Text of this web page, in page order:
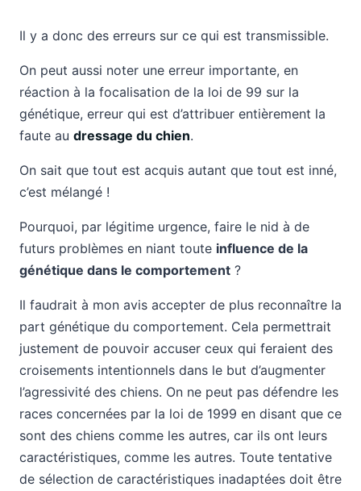
Il y a donc des erreurs sur ce qui est transmissible.
On peut aussi noter une erreur importante, en
réaction à la focalisation de la loi de 99 sur la
génétique, erreur qui est d’attribuer entièrement la
faute au dressage du chien.
On sait que tout est acquis autant que tout est inné,
c’est mélangé !
Pourquoi, par légitime urgence, faire le nid à de
futurs problèmes en niant toute influence de la
génétique dans le comportement ?
Il faudrait à mon avis accepter de plus reconnaître la
part génétique du comportement. Cela permettrait
justement de pouvoir accuser ceux qui feraient des
croisements intentionnels dans le but d’augmenter
l’agressivité des chiens. On ne peut pas défendre les
races concernées par la loi de 1999 en disant que ce
sont des chiens comme les autres, car ils ont leurs
caractéristiques, comme les autres. Toute tentative
de sélection de caractéristiques inadaptées doit être